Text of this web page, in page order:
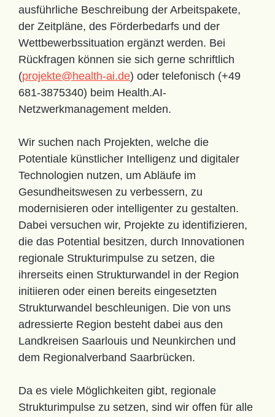
ausführliche Beschreibung der Arbeitspakete,
der Zeitpläne, des Förderbedarfs und der
Wettbewerbssituation ergänzt werden. Bei
Rückfragen können sie sich gerne schriftlich
(projekte@health-ai.de) oder telefonisch (+49
681-3875340) beim Health.AI-
Netzwerkmanagement melden.
Wir suchen nach Projekten, welche die
Potentiale künstlicher Intelligenz und digitaler
Technologien nutzen, um Abläufe im
Gesundheitswesen zu verbessern, zu
modernisieren oder intelligenter zu gestalten.
Dabei versuchen wir, Projekte zu identifizieren,
die das Potential besitzen, durch Innovationen
regionale Strukturimpulse zu setzen, die
ihrerseits einen Strukturwandel in der Region
initiieren oder einen bereits eingesetzten
Strukturwandel beschleunigen. Die von uns
adressierte Region besteht dabei aus den
Landkreisen Saarlouis und Neunkirchen und
dem Regionalverband Saarbrücken.
Da es viele Möglichkeiten gibt, regionale
Strukturimpulse zu setzen, sind wir offen für alle